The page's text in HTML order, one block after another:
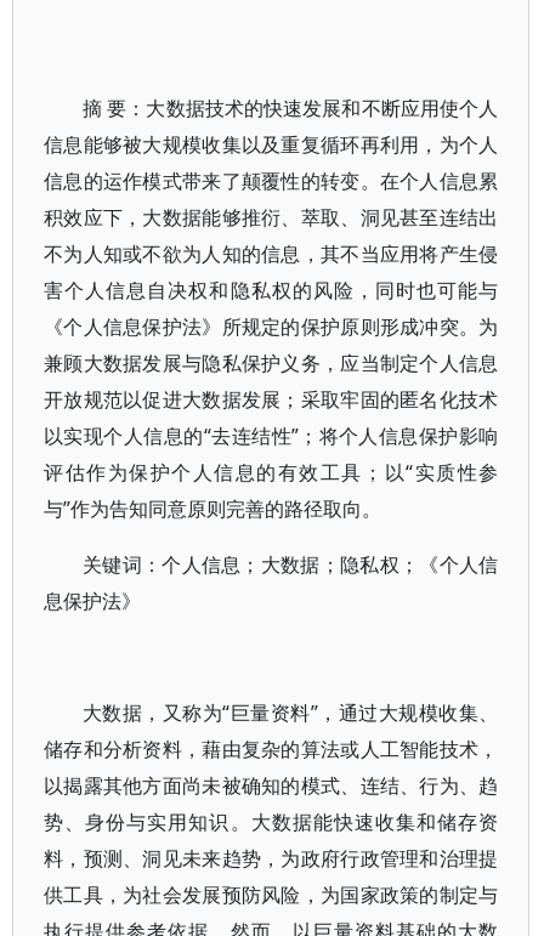
摘 要：大数据技术的快速发展和不断应用使个人
信息能够被大规模收集以及重复循环再利用，为个人
信息的运作模式带来了颠覆性的转变。在个人信息累
积效应下，大数据能够推衍、萃取、洞见甚至连结出
不为人知或不欲为人知的信息，其不当应用将产生侵
害个人信息自决权和隐私权的风险，同时也可能与
《个人信息保护法》所规定的保护原则形成冲突。为
兼顾大数据发展与隐私保护义务，应当制定个人信息
开放规范以促进大数据发展；采取牢固的匿名化技术
以实现个人信息的“去连结性”；将个人信息保护影响
评估作为保护个人信息的有效工具；以“实质性参
与”作为告知同意原则完善的路径取向。
关键词：个人信息；大数据；隐私权；《个人信
息保护法》
大数据，又称为“巨量资料”，通过大规模收集、
储存和分析资料，藉由复杂的算法或人工智能技术，
以揭露其他方面尚未被确知的模式、连结、行为、趋
势、身份与实用知识。大数据能快速收集和储存资
料，预测、洞见未来趋势，为政府行政管理和治理提
供工具，为社会发展预防风险，为国家政策的制定与